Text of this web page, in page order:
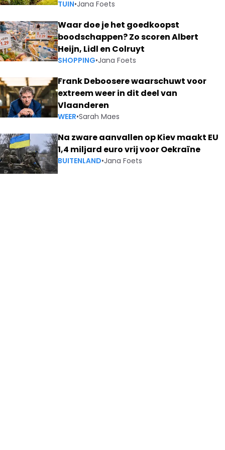
TUIN•Jana Foets
Waar doe je het goedkoopst
boodschappen? Zo scoren Albert
Heijn, Lidl en Colruyt
SHOPPING•Jana Foets
Frank Deboosere waarschuwt voor
extreem weer in dit deel van
Vlaanderen
WEER•Sarah Maes
Na zware aanvallen op Kiev maakt EU
1,4 miljard euro vrij voor Oekraïne
BUITENLAND•Jana Foets